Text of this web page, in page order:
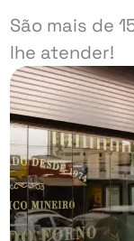
São mais de
lhe atender!